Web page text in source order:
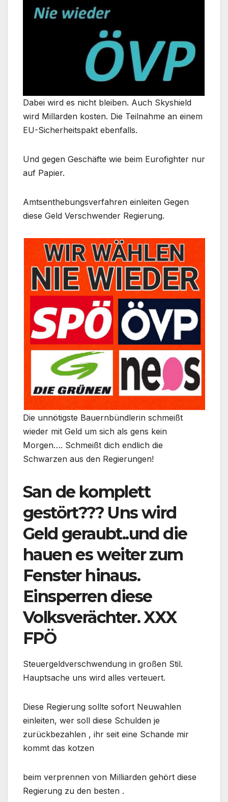
Dabei wird es nicht bleiben. Auch Skyshield
wird Millarden kosten. Die Teilnahme an einem
EU-Sicherheitspakt ebenfalls.
Und gegen Geschäfte wie beim Eurofighter nur
auf Papier.
Amtsenthebungsverfahren einleiten Gegen
diese Geld Verschwender Regierung.
Die unnötigste Bauernbündlerin schmeißt
wieder mit Geld um sich als gens kein
Morgen…. Schmeißt dich endlich die
Schwarzen aus den Regierungen!
San de komplett
gestört??? Uns wird
Geld geraubt..und die
hauen es weiter zum
Fenster hinaus.
Einsperren diese
Volksverächter. XXX
FPÖ
Steuergeldverschwendung in großen Stil.
Hauptsache uns wird alles verteuert.
Diese Regierung sollte sofort Neuwahlen
einleiten, wer soll diese Schulden je
zurückbezahlen , ihr seit eine Schande mir
kommt das kotzen
beim verprennen von Milliarden gehört diese
Regierung zu den besten .